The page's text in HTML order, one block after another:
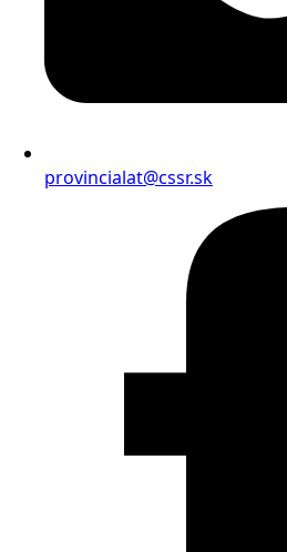
provincialat@cssr.sk